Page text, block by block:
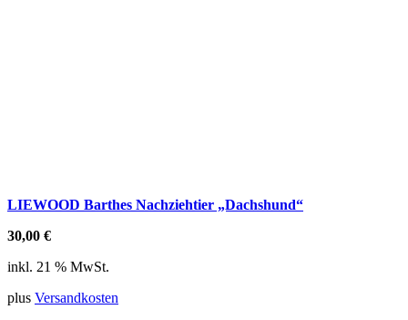
LIEWOOD Barthes Nachziehtier „Dachshund“
30,00 €
inkl. 21 % MwSt.
plus Versandkosten